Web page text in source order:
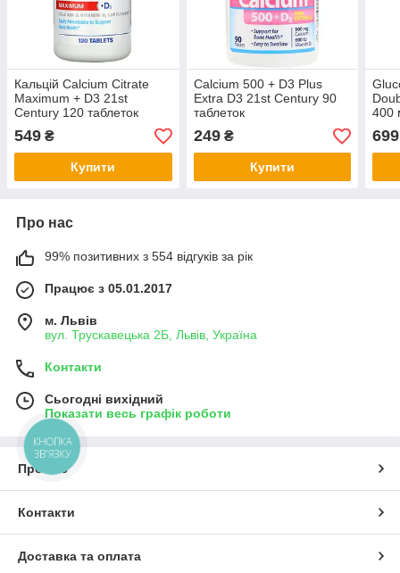
Кальцій Calcium Citrate
Maximum + D3 21st
Century 120 таблеток
549 ₴
Купити
Calcium 500 + D3 Plus
Extra D3 21st Century 90
таблеток
249₴
Купити
400
699
Про нас
99% позитивних з 554 відгуків за рік
Працює з 05.01.2017
м. Львів
вул. Трускавецька 2Б, Львів, Україна
Контакти
Сьогодні вихідний
Показати весь графік роботи
Про нас
Контакти
Доставка та оплата
КНОПКА
ЗВ'ЯЗКУ